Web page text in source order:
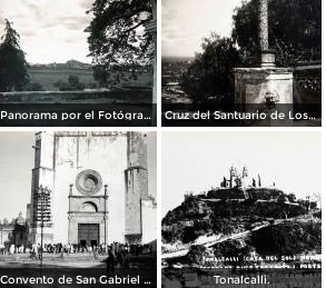
Panorama por el Fotógrafo Hugo Brehme. Cruz del Santuario de Los Remedios.
Convento de San Gabriel Alrededores de Cholula, Puebla 1947 Tonalcalli.